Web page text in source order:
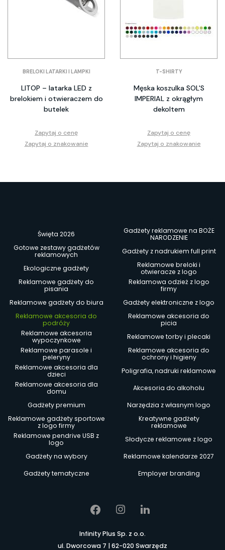
BRELOKI LATARKI I LAMPKI
LITOP – latarka LED z
brelokiem i otwieraczem do
butelek
Zapytaj o cenę
Zapytaj o znakowanie
T-SHIRTY
Męska koszulka SOL'S
IMPERIAL z okrągłym
dekoltem
Zapytaj o cenę
Zapytaj o znakowanie
Święta 2026
Gadżety reklamowe na BOŻE
NARODZENIE
Gotowe zestawy gadżetów
reklamowych
Gadżety z nadrukiem full print
Ekologiczne gadżety
Reklamowe breloki i
otwieracze z logo
Reklamowe gadżety do
pisania
Reklamowa odzież z logo
firmy
Reklamowe gadżety do biura
Gadżety elektroniczne z logo
Reklamowe akcesoria do
podróży
Reklamowe akcesoria do
picia
Reklamowe akcesoria
wypoczynkowe
Reklamowe torby i plecaki
Reklamowe parasole i
peleryny
Reklamowe akcesoria do
ochrony i higieny
Reklamowe akcesoria dla
dzieci
Poligrafia, nadruki reklamowe
Reklamowe akcesoria dla
domu
Akcesoria do alkoholu
Gadżety premium
Narzędzia z własnym logo
Reklamowe gadżety sportowe
z logo firmy
Kreatywne gadżety
reklamowe
Reklamowe pendrive USB z
logo
Słodycze reklamowe z logo
Gadżety na wybory
Reklamowe kalendarze 2027
Gadżety tematyczne
Employer branding
Infinity Plus Sp. z o.o.
ul. Dworcowa 7 | 62-020 Swarzędz